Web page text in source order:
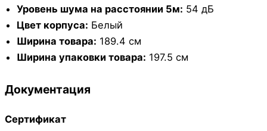
Уровень шума на расстоянии 5м: 54 дБ
Цвет корпуса: Белый
Ширина товара: 189.4 см
Ширина упаковки товара: 197.5 см
Документация
Сертификат